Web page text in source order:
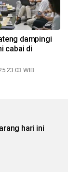
dampingi
cabai di
23:03 WIB
hari ini